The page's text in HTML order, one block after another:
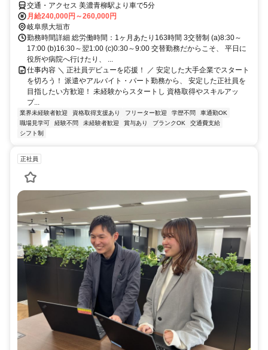
交通・アクセス 美濃青柳駅より車で5分
月給240,000円～260,000円
岐阜県大垣市
勤務時間詳細 総労働時間：1ヶ月あたり163時間 3交替制 (a)8:30～
17:00 (b)16:30～翌1:00 (c)0:30～9:00 交替勤務だからこそ、 平日に
役所や病院へ行けたり、 ...
仕事内容 ＼ 正社員デビューを応援！ ／ 安定した大手企業でスタート
を切ろう！ 派遣やアルバイト・パート勤務から、 安定した正社員を
目指したい方歓迎！ 未経験からスタートし 資格取得やスキルアッ
プ...
業界未経験者歓迎 資格取得支援あり フリーター歓迎 学歴不問
車通勤OK
職場見学可
経験不問 未経験者歓迎 賞与あり ブランクOK
交通費支給
シフト制
正社員